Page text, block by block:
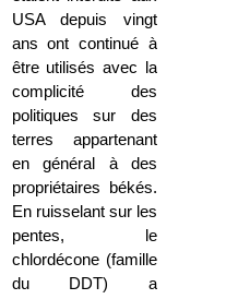
USA depuis vingt
ans ont continué à
être utilisés avec la
complicité des
politiques sur des
terres appartenant
en général à des
propriétaires békés.
En ruisselant sur les
pentes, le
chlordécone (famille
du DDT) a